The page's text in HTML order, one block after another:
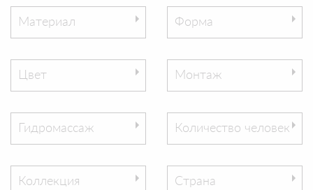
Материал Форма
Цвет Монтаж
Гидромассаж Количество человек
Коллекция
Страна